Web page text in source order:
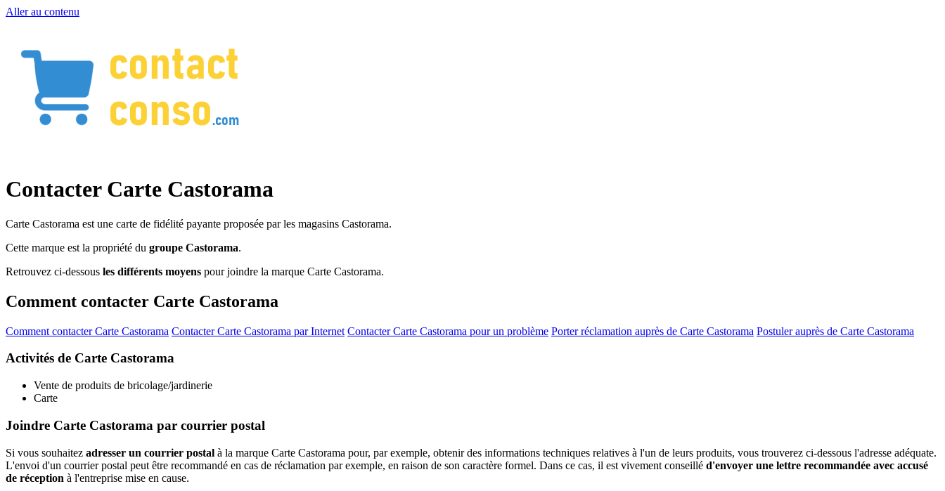
Aller au contenu
Contacter Carte Castorama
Carte Castorama est une carte de fidélité payante proposée par les magasins Castorama.
Cette marque est la propriété du groupe Castorama.
Retrouvez ci-dessous les différents moyens pour joindre la marque Carte Castorama.
Comment contacter Carte Castorama
Comment contacter Carte Castorama Contacter Carte Castorama par Internet Contacter Carte Castorama pour un problème Porter réclamation auprès de Carte Castorama Postuler auprès de Carte Castorama
Activités de Carte Castorama
Vente de produits de bricolage/jardinerie
Carte
Joindre Carte Castorama par courrier postal
Si vous souhaitez adresser un courrier postal à la marque Carte Castorama pour, par exemple, obtenir des informations techniques relatives à l'un de leurs produits, vous trouverez ci-dessous l'adresse adéquate.
L'envoi d'un courrier postal peut être recommandé en cas de réclamation par exemple, en raison de son caractère formel. Dans ce cas, il est vivement conseillé d'envoyer une lettre recommandée avec accusé
de réception à l'entreprise mise en cause.